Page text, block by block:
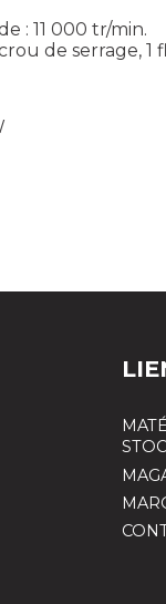
: 11 000 tr/min.
de serrage, 1